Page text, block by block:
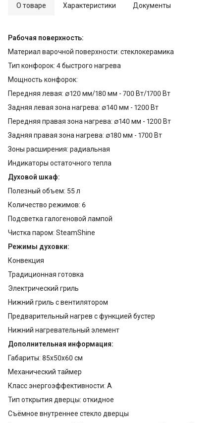
О товаре Характеристики Документы
Рабочая поверхность:
Материал варочной поверхности: стеклокерамика
Тип конфорок: 4 быстрого нагрева
Мощность конфорок:
Передняя левая: ∅120 мм/180 мм - 700 Вт/1700 Вт
Задняя левая зона нагрева: ∅140 мм - 1200 Вт
Передняя правая зона нагрева: ∅140 мм - 1200 Вт
Задняя правая зона нагрева: ∅180 мм - 1700 Вт
Зоны расширения: радиальная
Индикаторы остаточного тепла
Духовой шкаф:
Полезный объем: 55 л
Количество режимов: 6
Подсветка галогеновой лампой
Чистка паром: SteamShine
Режимы духовки:
Конвекция
Традиционная готовка
Электрический гриль
Нижний гриль с вентилятором
Предварительный нагрев с функцией бустер
Нижний нагревательный элемент
Дополнительная информация:
Габариты: 85х50х60 см
Механический таймер
Класс энергоэффективности: A
Тип открытия дверцы: откидное
Съёмное внутреннее стекло дверцы